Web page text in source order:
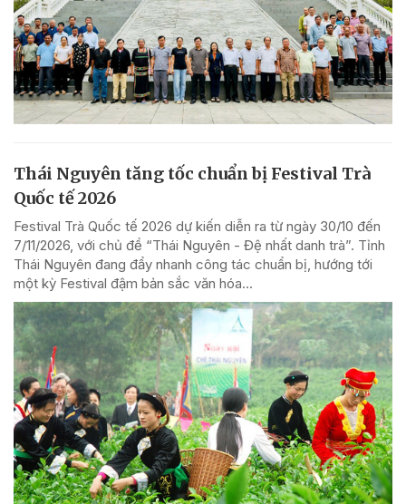
Thái Nguyên tăng tốc chuẩn bị Festival Trà
Quốc tế 2026
Festival Trà Quốc tế 2026 dự kiến diễn ra từ ngày 30/10 đến
7/11/2026, với chủ đề “Thái Nguyên - Đệ nhất danh trà”. Tỉnh
Thái Nguyên đang đẩy nhanh công tác chuẩn bị, hướng tới
một kỳ Festival đậm bản sắc văn hóa...